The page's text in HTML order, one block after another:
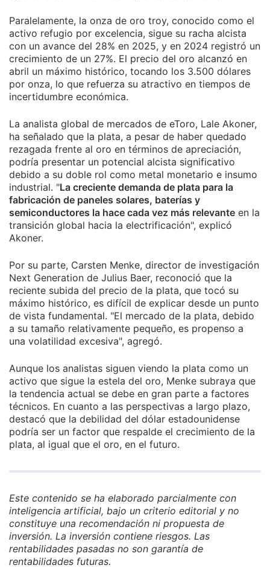
Paralelamente, la onza de oro troy, conocido como el
activo refugio por excelencia, sigue su racha alcista
con un avance del 28% en 2025, y en 2024 registró un
crecimiento de un 27%. El precio del oro alcanzó en
abril un máximo histórico, tocando los 3.500 dólares
por onza, lo que refuerza su atractivo en tiempos de
incertidumbre económica.
La analista global de mercados de eToro, Lale Akoner,
ha señalado que la plata, a pesar de haber quedado
rezagada frente al oro en términos de apreciación,
podría presentar un potencial alcista significativo
debido a su doble rol como metal monetario e insumo
industrial. "La creciente demanda de plata para la
fabricación de paneles solares, baterías y
semiconductores la hace cada vez más relevante en la
transición global hacia la electrificación", explicó
Akoner.
Por su parte, Carsten Menke, director de investigación
Next Generation de Julius Baer, reconoció que la
reciente subida del precio de la plata, que tocó su
máximo histórico, es difícil de explicar desde un punto
de vista fundamental. "El mercado de la plata, debido
a su tamaño relativamente pequeño, es propenso a
una volatilidad excesiva", agregó.
Aunque los analistas siguen viendo la plata como un
activo que sigue la estela del oro, Menke subraya que
la tendencia actual se debe en gran parte a factores
técnicos. En cuanto a las perspectivas a largo plazo,
destacó que la debilidad del dólar estadounidense
podría ser un factor que respalde el crecimiento de la
plata, al igual que el oro, en el futuro.
Este contenido se ha elaborado parcialmente con
inteligencia artificial, bajo un criterio editorial y no
constituye una recomendación ni propuesta de
inversión. La inversión contiene riesgos. Las
rentabilidades pasadas no son garantía de
rentabilidades futuras.